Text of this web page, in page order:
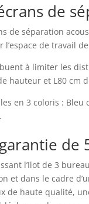
de
de séparation
l’espace de travail
à limiter les
hauteur et L80 cm
en 3 coloris :
de
l’Ilot de 3
et dans le cadre
de haute qualité,